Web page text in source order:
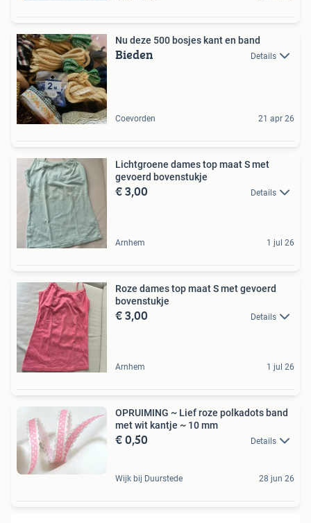
Nu deze 500 bosjes kant en band
Bieden Details
Coevorden 21 apr 26
Lichtgroene dames top maat S met
gevoerd bovenstukje
€ 3,00 Details
Arnhem 1 jul 26
Roze dames top maat S met gevoerd
bovenstukje
€ 3,00 Details
Arnhem 1 jul 26
OPRUIMING ~ Lief roze polkadots band
met wit kantje ~ 10 mm
€ 0,50 Details
Wijk bij Duurstede 28 jun 26